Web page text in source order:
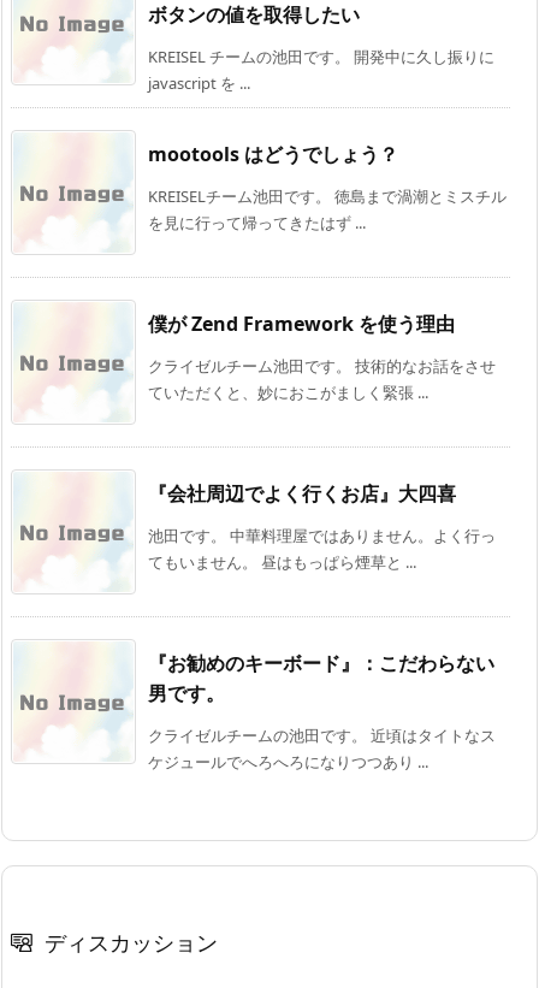
ボタンの値を取得したい
KREISEL チームの池田です。 開発中に久し振りに
javascript を ...
mootools はどうでしょう？
KREISELチーム池田です。 徳島まで渦潮とミスチル
を見に行って帰ってきたはず ...
僕が Zend Framework を使う理由
クライゼルチーム池田です。 技術的なお話をさせ
ていただくと、妙におこがましく緊張 ...
『会社周辺でよく行くお店』大四喜
池田です。 中華料理屋ではありません。よく行っ
てもいません。 昼はもっぱら煙草と ...
『お勧めのキーボード』：こだわらない
男です。
クライゼルチームの池田です。 近頃はタイトなス
ケジュールでへろへろになりつつあり ...
ディスカッション